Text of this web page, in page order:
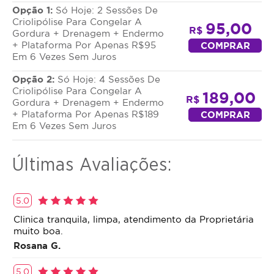
Opção 1: Só Hoje: 2 Sessões De
Criolipólise Para Congelar A
Gordura + Drenagem + Endermo
+ Plataforma Por Apenas R$95
Em 6 Vezes Sem Juros
R$ 95,00
COMPRAR
Opção 2: Só Hoje: 4 Sessões De
Criolipólise Para Congelar A
Gordura + Drenagem + Endermo
+ Plataforma Por Apenas R$189
Em 6 Vezes Sem Juros
R$ 189,00
COMPRAR
Últimas Avaliações:
5.0
Clinica tranquila, limpa, atendimento da Proprietária
muito boa.
Rosana G.
5.0